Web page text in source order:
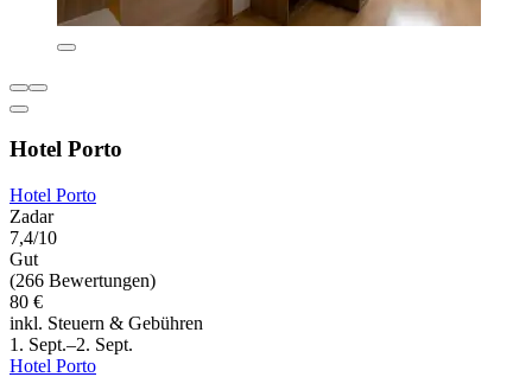
Hotel Porto
Hotel Porto
Zadar
7,4/10
Gut
(266 Bewertungen)
80 €
inkl. Steuern & Gebühren
1. Sept.–2. Sept.
Hotel Porto